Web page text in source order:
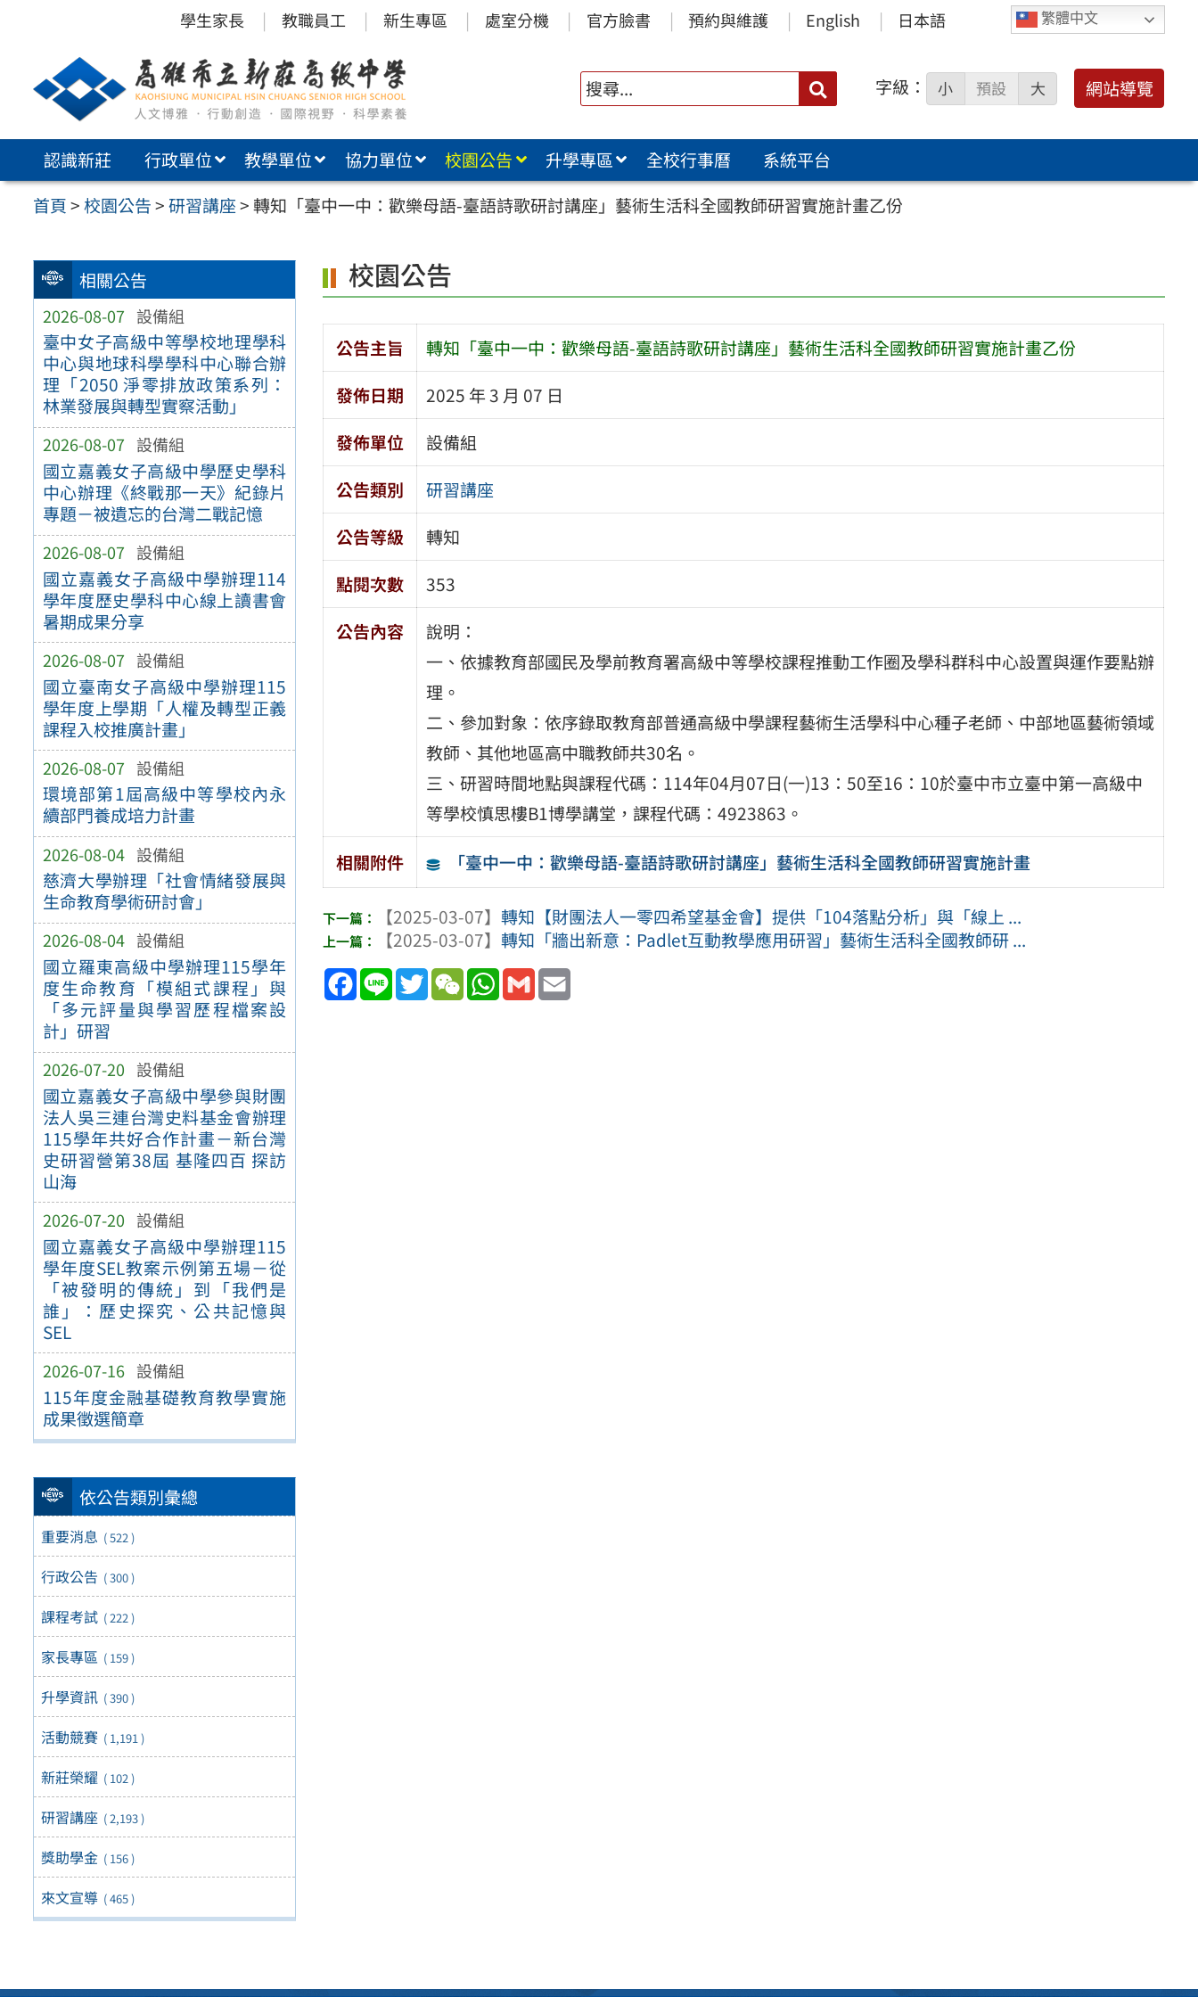
內
繁體中文
學生家長 教職員工 新生專區 處室分機 官方臉書 預約與維護 English 日本語
搜
尋：
字級： 小 預設 大 網站導覽
認識新莊 行政單位 教學單位 協力單位 校園公告 升學專區 全校行事曆
系統平台
首頁>校園公告>研習講座>轉知「臺中一中：歡樂母語-臺語詩歌研討講座」藝術生活科全國教師研習實施計畫乙份
相關公告
2026-08-07 設備組
臺中女子高級中等學校地理學科
中心與地球科學學科中心聯合辦
理「2050 淨零排放政策系列：
林業發展與轉型實察活動」
2026-08-07 設備組
國立嘉義女子高級中學歷史學科
中心辦理《終戰那一天》紀錄片
專題－被遺忘的台灣二戰記憶
2026-08-07 設備組
國立嘉義女子高級中學辦理114
學年度歷史學科中心線上讀書會
暑期成果分享
2026-08-07 設備組
國立臺南女子高級中學辦理115
學年度上學期「人權及轉型正義
課程入校推廣計畫」
2026-08-07 設備組
環境部第1屆高級中等學校內永
續部門養成培力計畫
2026-08-04 設備組
慈濟大學辦理「社會情緒發展與
生命教育學術研討會」
2026-08-04 設備組
國立羅東高級中學辦理115學年
度生命教育「模組式課程」與
「多元評量與學習歷程檔案設
計」研習
2026-07-20 設備組
國立嘉義女子高級中學參與財團
法人吳三連台灣史料基金會辦理
115學年共好合作計畫－新台灣
史研習營第38屆 基隆四百 探訪
山海
2026-07-20 設備組
國立嘉義女子高級中學辦理115
學年度SEL教案示例第五場－從
「被發明的傳統」到「我們是
誰」：歷史探究、公共記憶與
SEL
2026-07-16 設備組
115年度金融基礎教育教學實施
成果徵選簡章
依公告類別彙總
重要消息 ( 522 )
行政公告 ( 300 )
課程考試 ( 222 )
家長專區 ( 159 )
升學資訊 ( 390 )
活動競賽 ( 1,191 )
新莊榮耀 ( 102 )
研習講座 ( 2,193 )
獎助學金 ( 156 )
來文宣導 ( 465 )
校園公告
公告主旨
轉知「臺中一中：歡樂母語-臺語詩歌研討講座」藝術生活科全國教師研習實施計畫乙份
發佈日期
2025 年 3 月 07 日
發佈單位
設備組
公告類別
研習講座
公告等級
轉知
點閱次數
353
公告內容
說明：
一、依據教育部國民及學前教育署高級中等學校課程推動工作圈及學科群科中心設置與運作要點辦
理。
二、參加對象：依序錄取教育部普通高級中學課程藝術生活學科中心種子老師、中部地區藝術領域
教師、其他地區高中職教師共30名。
三、研習時間地點與課程代碼：114年04月07日(一)13：50至16：10於臺中市立臺中第一高級中
等學校慎思樓B1博學講堂，課程代碼：4923863。
相關附件
「臺中一中：歡樂母語-臺語詩歌研討講座」藝術生活科全國教師研習實施計畫
【2025-03-07】轉知【財團法人一零四希望基金會】提供「104落點分析」與「線上 ...
【2025-03-07】轉知「牆出新意：Padlet互動教學應用研習」藝術生活科全國教師研 ...
Facebook
Line TwitterWeChatWhatsApp
Gmail